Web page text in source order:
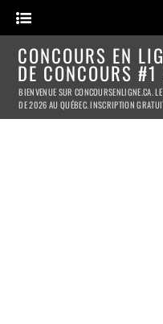
CONCOURS EN
DE CONCOURS #1
BIENVENUE SUR CONCOURSENLIGNE.CA.
DE 2026 AU QUÉBEC. INSCRIPTION